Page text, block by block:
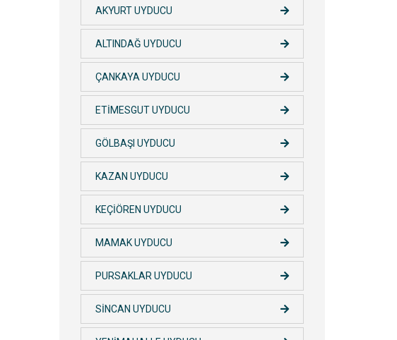
AKYURT UYDUCU
ALTINDAĞ UYDUCU
ÇANKAYA UYDUCU
ETİMESGUT UYDUCU
GÖLBAŞI UYDUCU
KAZAN UYDUCU
KEÇİÖREN UYDUCU
MAMAK UYDUCU
PURSAKLAR UYDUCU
SİNCAN UYDUCU